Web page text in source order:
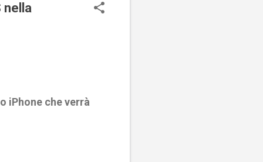
nella
iPhone che verrà